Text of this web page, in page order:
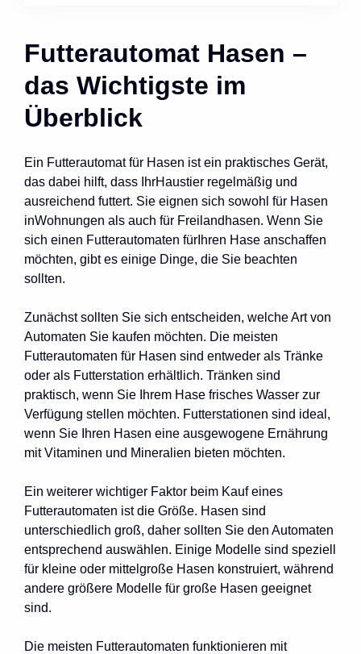
Futterautomat Hasen –
das Wichtigste im
Überblick
Ein Futterautomat für Hasen ist ein praktisches Gerät,
das dabei hilft, dass IhrHaustier regelmäßig und
ausreichend futtert. Sie eignen sich sowohl für Hasen
inWohnungen als auch für Freilandhasen. Wenn Sie
sich einen Futterautomaten fürIhren Hase anschaffen
möchten, gibt es einige Dinge, die Sie beachten
sollten.
Zunächst sollten Sie sich entscheiden, welche Art von
Automaten Sie kaufen möchten. Die meisten
Futterautomaten für Hasen sind entweder als Tränke
oder als Futterstation erhältlich. Tränken sind
praktisch, wenn Sie Ihrem Hase frisches Wasser zur
Verfügung stellen möchten. Futterstationen sind ideal,
wenn Sie Ihren Hasen eine ausgewogene Ernährung
mit Vitaminen und Mineralien bieten möchten.
Ein weiterer wichtiger Faktor beim Kauf eines
Futterautomaten ist die Größe. Hasen sind
unterschiedlich groß, daher sollten Sie den Automaten
entsprechend auswählen. Einige Modelle sind speziell
für kleine oder mittelgroße Hasen konstruiert, während
andere größere Modelle für große Hasen geeignet
sind.
Die meisten Futterautomaten funktionieren mit